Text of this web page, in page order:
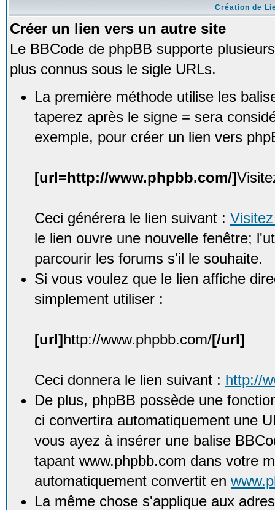
Création de
Créer un lien vers un autre site
Le BBCode de phpBB supporte
plus connus sous le sigle URLs.
La première méthode utilise les
taperez après le signe = sera
exemple, pour créer un lien vers
[url=http://www.phpbb.com/]
Ceci générera le lien suivant :
le lien ouvre une nouvelle fenêtre;
parcourir les forums s'il le souhaite.
Si vous voulez que le lien affiche
simplement utiliser :
[url]http://www.phpbb.com/[/url]
Ceci donnera le lien suivant : http://
De plus, phpBB possède une
ci convertira automatiquement une
vous ayez à insérer une balise
tapant www.phpbb.com dans votre
automatiquement convertit en
La même chose s'applique aux